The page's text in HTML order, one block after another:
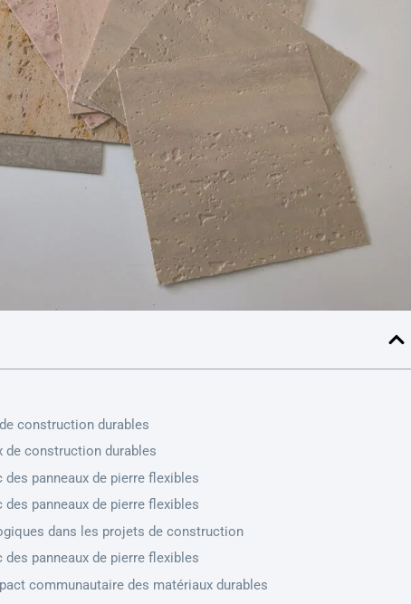
construction durables
de construction durables
panneaux de pierre flexibles
panneaux de pierre flexibles
dans les projets de construction
panneaux de pierre flexibles
communautaire des matériaux durables